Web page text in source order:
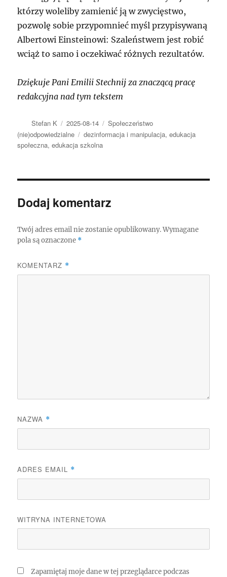
którzy woleliby zamienić ją w zwycięstwo,
pozwolę sobie przypomnieć myśl przypisywaną
Albertowi Einsteinowi: Szaleństwem jest robić
wciąż to samo i oczekiwać różnych rezultatów.
Dziękuje Pani Emilii Stechnij za znaczącą pracę
redakcyjna nad tym tekstem
Autor
Stefan K
Data
publikacji
2025-08-14 Kategorie
Społeczeństwo
(nie)odpowiedzialne
Tagi
dezinformacja i manipulacja,edukacja
społeczna,edukacja szkolna
Dodaj komentarz
Twój adres email nie zostanie opublikowany. Wymagane
pola są oznaczone *
KOMENTARZ *
NAZWA *
ADRES EMAIL *
WITRYNA INTERNETOWA
Zapamiętaj moje dane w tej przeglądarce podczas